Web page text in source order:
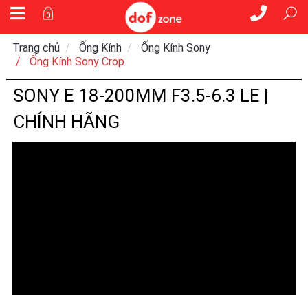
0
Trang chủ Ống Kính
Ống Kính Sony
Ống Kính Sony Crop
SONY E 18-200MM F3.5-6.3 LE |
CHÍNH HÃNG